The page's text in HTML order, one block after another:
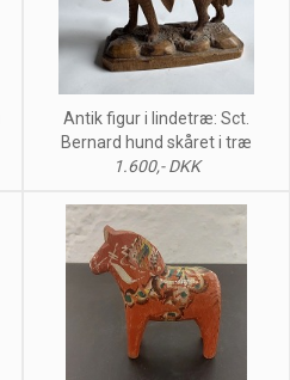
Antik figur i lindetræ: Sct.
Bernard hund skåret i træ
1.600,- DKK